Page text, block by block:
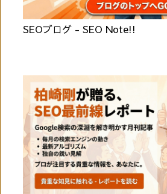
SEOブログ - SEO Note!!